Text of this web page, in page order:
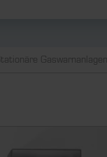
Stationäre Gaswarnanlagen